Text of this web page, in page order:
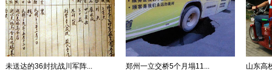
未送达的36封抗战川军阵... 郑州一立交桥5个月塌11... 山东高